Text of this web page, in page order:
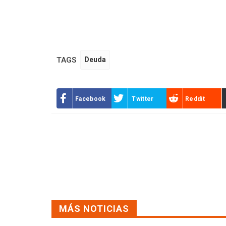
TAGS Deuda
Facebook Twitter Reddit
MÁS NOTICIAS